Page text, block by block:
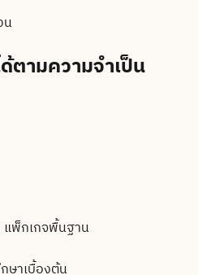
น
ตามความจำเป็น
แพ็กเกจพื้นฐาน
ษาเบื้องต้น